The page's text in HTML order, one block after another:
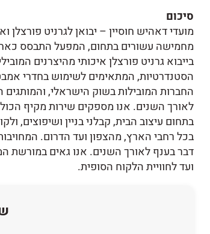
סיכום
מחמישה עשורים בתחום, המפעל התבסס
בייבוא גרניט פורצלן איכותי מהיצרנים
הסטנדרטיות, המתאימים לשימוש בחדרי
החברות המובילות בשוק הישראלי,
לאורך השנים. אנו מספקים שירות מקיף
בתחום עיצוב הבית, קבלני בניין ושיפוצים,
בכל רחבי הארץ, מהצפון ועד הדרום.
דבר בענף לאורך השנים. אנו גאים במורשת
ועד לחוויית הלקוח הסופית.